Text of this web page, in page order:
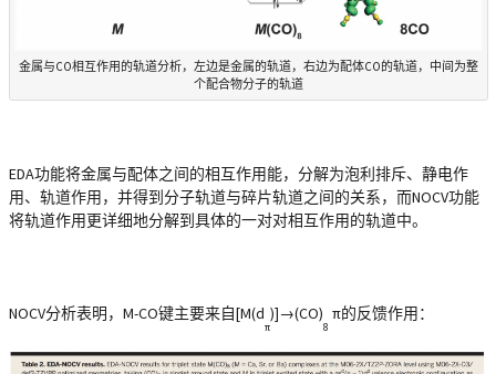
金属与CO相互作用的轨道分析，左边是金属的轨道，右边为配体CO的轨道，中间为整
个配合物分子的轨道
EDA功能将金属与配体之间的相互作用能，分解为泡利排斥、静电作
用、轨道作用，并得到分子轨道与碎片轨道之间的关系，而NOCV功能
将轨道作用更详细地分解到具体的一对对相互作用的轨道中。
NOCV分析表明，M-CO键主要来自[M(d
π
)]→(CO)
8
π的反馈作用：